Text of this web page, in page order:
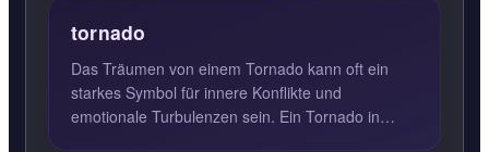
tornado
Das Träumen von einem Tornado kann oft ein
starkes Symbol für innere Konflikte und
emotionale Turbulenzen sein. Ein Tornado in